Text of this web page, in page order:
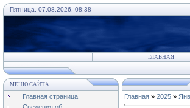
Пятница, 07.08.2026, 08:38
ГЛАВНАЯ
МЕНЮ САЙТА
Главная страница
Главная » 2025 »